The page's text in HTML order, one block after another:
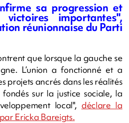
sa progression et
importantes",
réunionnaise du Parti
que lorsque la gauche se
L’union a fonctionné et a
projets ancrés dans les réalités
fondés sur la justice sociale, la
local", déclare la
Ericka Bareigts.